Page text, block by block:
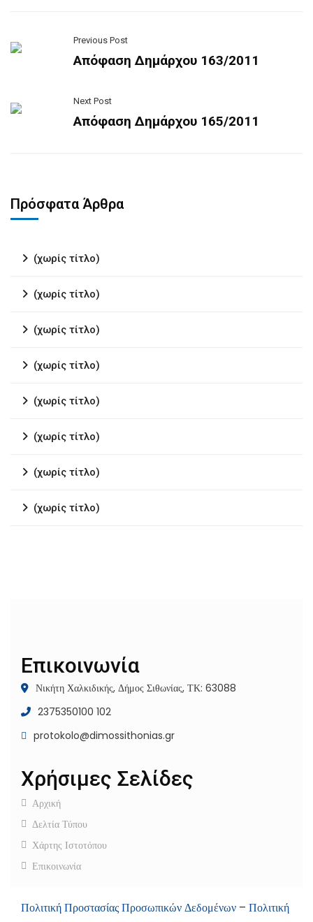
Previous Post
Απόφαση Δημάρχου 163/2011
Next Post
Απόφαση Δημάρχου 165/2011
Πρόσφατα Άρθρα
(χωρίς τίτλο)
(χωρίς τίτλο)
(χωρίς τίτλο)
(χωρίς τίτλο)
(χωρίς τίτλο)
(χωρίς τίτλο)
(χωρίς τίτλο)
(χωρίς τίτλο)
Επικοινωνία
Νικήτη Χαλκιδικής, Δήμος Σιθωνίας, ΤΚ: 63088
2375350100 102
protokolo@dimossithonias.gr
Χρήσιμες Σελίδες
Αρχική
Δελτία Τύπου
Χάρτης Ιστοτόπου
Επικοινωνία
Πολιτική Προστασίας Προσωπικών Δεδομένων – Πολιτική